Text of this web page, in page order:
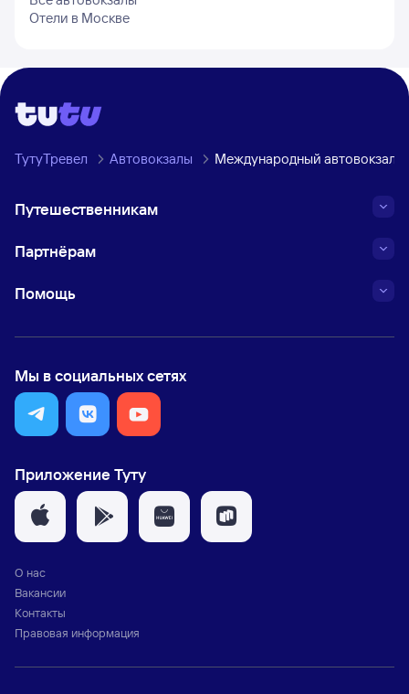
Отели в Москве
ТутуТревел Автовокзалы Международный автовокзал
Путешественникам
Партнёрам
Помощь
Мы в социальных сетях
Приложение Туту
О нас
Вакансии
Контакты
Правовая информация